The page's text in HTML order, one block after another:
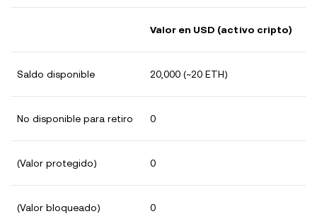
Valor en USD (activo cripto)
Saldo disponible 20,000 (~20 ETH)
No disponible para retiro 0
(Valor protegido) 0
(Valor bloqueado) 0